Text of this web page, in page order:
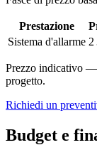
Prestazione
Sistema d'allarme 2
Prezzo indicativo —
progetto.
Richiedi un
Budget e